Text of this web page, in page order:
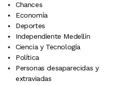
Chances
Economía
Deportes
Independiente Medellín
Ciencia y Tecnología
Política
Personas desaparecidas y
extraviadas